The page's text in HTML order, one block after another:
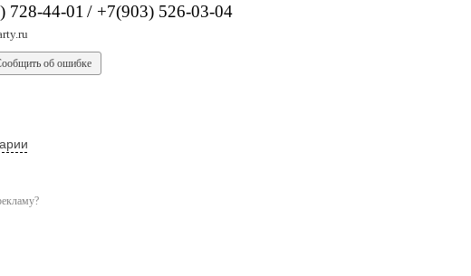
728-44-01 / +7(903) 526-03-04
об ошибке